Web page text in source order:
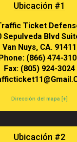
Ubicación #1
Ticket
Sepulveda Blvd
Van Nuys, CA. 91411
Phone: (866) 474-
Fax: (805) 924-3024
Dirección del mapa [+]
Ubicación #2